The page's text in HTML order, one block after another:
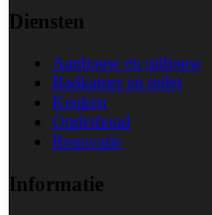
Diensten
Aanbouw en uitbouw
Badkamer en toilet
Keuken
Onderhoud
Renovatie
Informatie